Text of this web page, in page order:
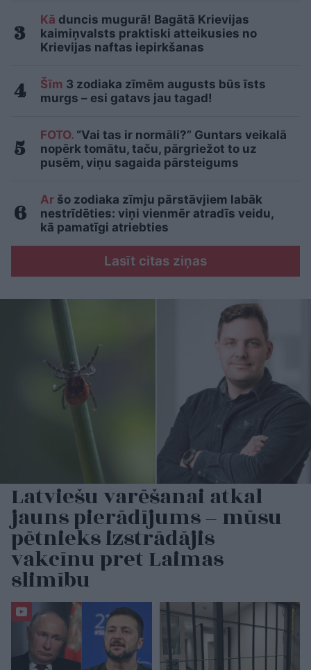
Kā duncis mugurā! Bagātā Krievijas
kaimiņvalsts praktiski atteikusies no
Krievijas naftas iepirkšanas
Šīm 3 zodiaka zīmēm augusts būs īsts
murgs – esi gatavs jau tagad!
FOTO. “Vai tas ir normāli?” Guntars veikalā
nopērk tomātu, taču, pārgriežot to uz
pusēm, viņu sagaida pārsteigums
Ar šo zodiaka zīmju pārstāvjiem labāk
nestrīdēties: viņi vienmēr atradīs veidu,
kā pamatīgi atriebties
Lasīt citas ziņas
Latviešu varēšanai atkal
jauns pierādījums – mūsu
pētnieks izstrādājis
vakcīnu pret Laimas
slimību